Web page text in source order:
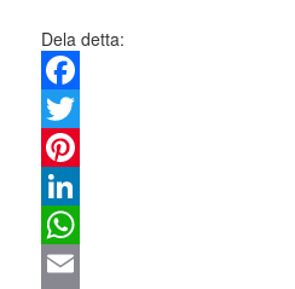
Dela detta:
Facebook
Twitter
Pinterest
LinkedIn
WhatsApp